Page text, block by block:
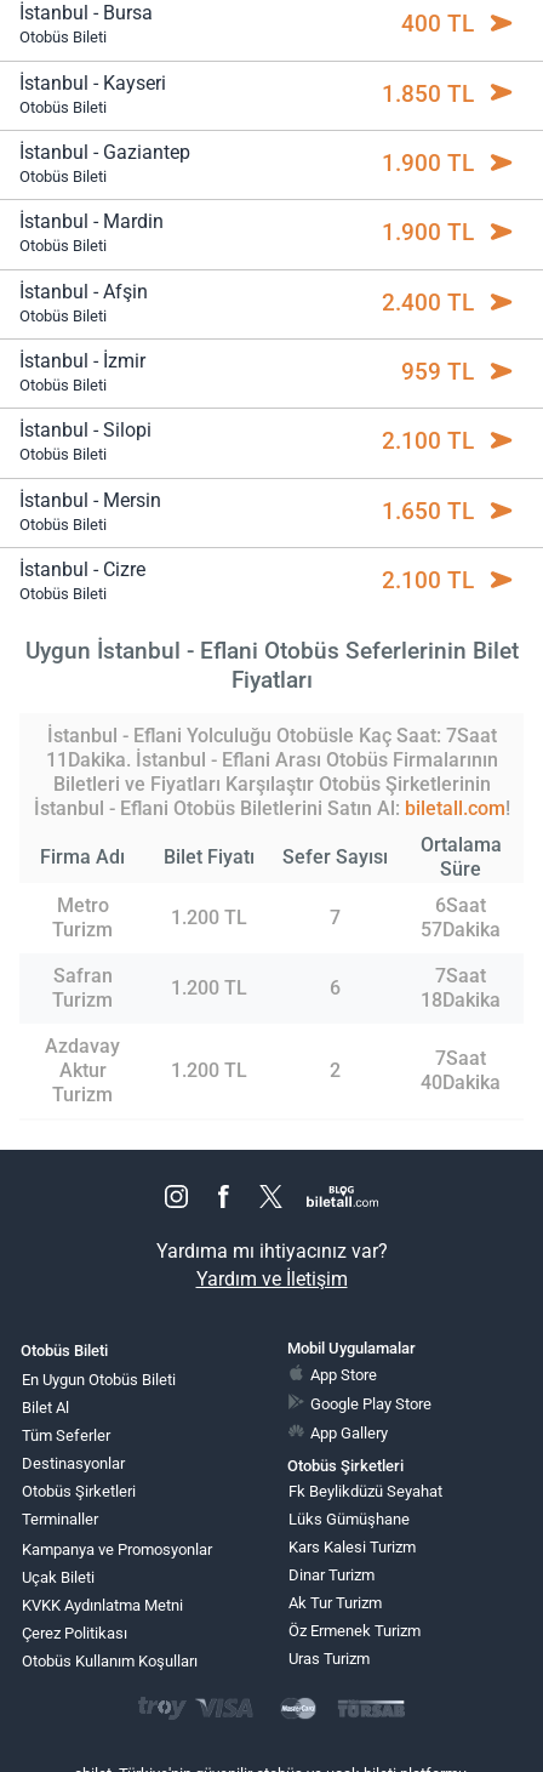
İstanbul - Bursa
Otobüs Bileti 400 TL
İstanbul - Kayseri
Otobüs Bileti 1.850 TL
İstanbul - Gaziantep
Otobüs Bileti 1.900 TL
İstanbul - Mardin
Otobüs Bileti 1.900 TL
İstanbul - Afşin
Otobüs Bileti 2.400 TL
İstanbul - İzmir
Otobüs Bileti 959 TL
İstanbul - Silopi
Otobüs Bileti 2.100 TL
İstanbul - Mersin
Otobüs Bileti 1.650 TL
İstanbul - Cizre
Otobüs Bileti 2.100 TL
Uygun İstanbul - Eflani Otobüs Seferlerinin Bilet
Fiyatları
İstanbul - Eflani Yolculuğu Otobüsle Kaç Saat: 7Saat
11Dakika. İstanbul - Eflani Arası Otobüs Firmalarının
Biletleri ve Fiyatları Karşılaştır Otobüs Şirketlerinin
İstanbul - Eflani Otobüs Biletlerini Satın Al: biletall.com!
Firma Adı Bilet Fiyatı Sefer Sayısı
Ortalama
Süre
Metro
Turizm
1.200 TL 7
6Saat
57Dakika
Safran
Turizm
1.200 TL 6
7Saat
18Dakika
Azdavay
Aktur
Turizm
1.200 TL 2
7Saat
40Dakika
Yardıma mı ihtiyacınız var?
Yardım ve İletişim
Otobüs Bileti
En Uygun Otobüs Bileti
Bilet Al
Tüm Seferler
Destinasyonlar
Otobüs Şirketleri
Terminaller
Kampanya ve Promosyonlar
Uçak Bileti
KVKK Aydınlatma Metni
Çerez Politikası
Otobüs Kullanım Koşulları
Mobil Uygulamalar
App Store
Google Play Store
App Gallery
Otobüs Şirketleri
Fk Beylikdüzü Seyahat
Lüks Gümüşhane
Kars Kalesi Turizm
Dinar Turizm
Ak Tur Turizm
Öz Ermenek Turizm
Uras Turizm